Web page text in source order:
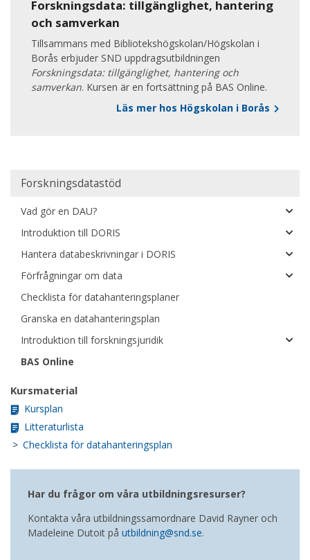
Forskningsdata: tillgänglighet, hantering
och samverkan
Tillsammans med Bibliotekshögskolan/Högskolan i
Borås erbjuder SND uppdragsutbildningen
Forskningsdata: tillgänglighet, hantering och
samverkan. Kursen är en fortsättning på BAS Online.
Läs mer hos Högskolan i Borås
Main
Forskningsdatastöd
Vad gör en DAU?
Introduktion till DORIS
Hantera databeskrivningar i DORIS
Förfrågningar om data
Checklista för datahanteringsplaner
Granska en datahanteringsplan
Introduktion till forskningsjuridik
BAS Online
Kursmaterial
Kursplan
Litteraturlista
> Checklista för datahanteringsplan
Har du frågor om våra utbildningsresurser?
Kontakta våra utbildningssamordnare David Rayner och
Madeleine Dutoit på utbildning@snd.se.